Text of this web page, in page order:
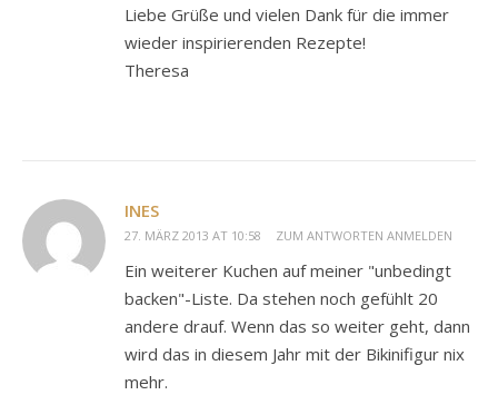
Liebe Grüße und vielen Dank für die immer
wieder inspirierenden Rezepte!
Theresa
INES
27. MÄRZ 2013 AT 10:58 ZUM ANTWORTEN ANMELDEN
Ein weiterer Kuchen auf meiner "unbedingt
backen"-Liste. Da stehen noch gefühlt 20
andere drauf. Wenn das so weiter geht, dann
wird das in diesem Jahr mit der Bikinifigur nix
mehr.